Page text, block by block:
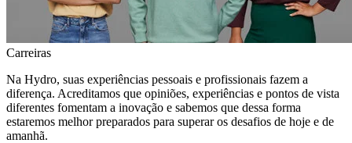
Carreiras
Na Hydro, suas experiências pessoais e profissionais fazem a
diferença. Acreditamos que opiniões, experiências e pontos de vista
diferentes fomentam a inovação e sabemos que dessa forma
estaremos melhor preparados para superar os desafios de hoje e de
amanhã.